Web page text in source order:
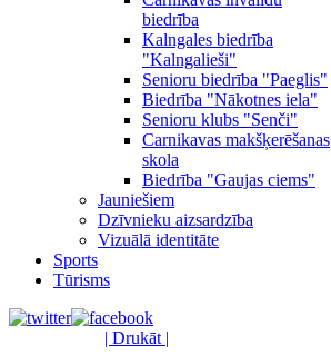
biedrība
Kalngales biedrība
"Kalngalieši"
Senioru biedrība "Paeglis"
Biedrība "Nākotnes iela"
Senioru klubs "Senči"
Carnikavas makšķerēšanas
skola
Biedrība "Gaujas ciems"
Jauniešiem
Dzīvnieku aizsardzība
Vizuālā identitāte
Sports
Tūrisms
| Drukāt |